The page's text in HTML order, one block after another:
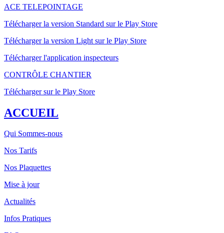
ACE TELEPOINTAGE
Télécharger la version Standard sur le Play Store
Télécharger la version Light sur le Play Store
Télécharger l'application inspecteurs
CONTRÔLE CHANTIER
Télécharger sur le Play Store
ACCUEIL
Qui Sommes-nous
Nos Tarifs
Nos Plaquettes
Mise à jour
Actualités
Infos Pratiques